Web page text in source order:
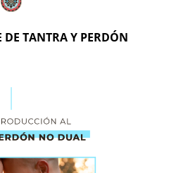
TANTRA Y PERDÓN